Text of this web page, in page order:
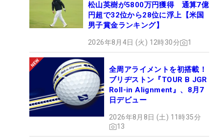
松山英樹が5800万円獲得 通算7億
円超で32位から28位に浮上【米国
男子賞金ランキング】
2026年8月4日 (火) 12時30分 1
全周アライメントを初搭載！
ブリヂストン『TOUR B JGR
Roll-in Alignment』、8月7
日デビュー
2026年8月8日 (土) 11時35分
13